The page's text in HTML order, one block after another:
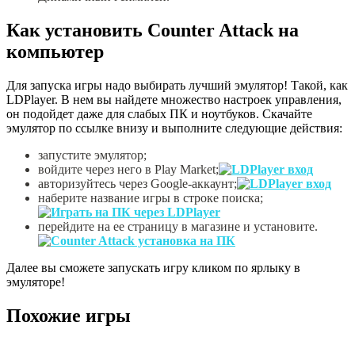
Как установить Counter Attack на
компьютер
Для запуска игры надо выбирать лучший эмулятор! Такой, как
LDPlayer. В нем вы найдете множество настроек управления,
он подойдет даже для слабых ПК и ноутбуков. Скачайте
эмулятор по ссылке внизу и выполните следующие действия:
запустите эмулятор;
войдите через него в Play Market;
авторизуйтесь через Google-аккаунт;
наберите название игры в строке поиска;
перейдите на ее страницу в магазине и установите.
Далее вы сможете запускать игру кликом по ярлыку в
эмуляторе!
Похожие игры